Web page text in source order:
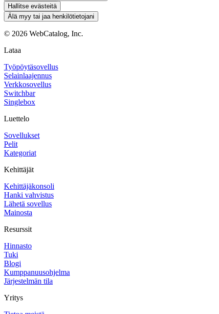
Hallitse evästeitä
Älä myy tai jaa henkilötietojani
© 2026 WebCatalog, Inc.
Lataa
Työpöytäsovellus
Selainlaajennus
Verkkosovellus
Switchbar
Singlebox
Luettelo
Sovellukset
Pelit
Kategoriat
Kehittäjät
Kehittäjäkonsoli
Hanki vahvistus
Lähetä sovellus
Mainosta
Resurssit
Hinnasto
Tuki
Blogi
Kumppanuusohjelma
Järjestelmän tila
Yritys